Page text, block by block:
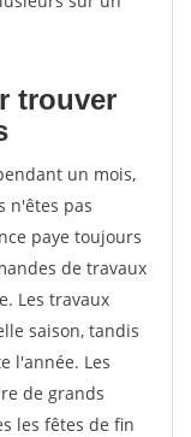
trouver
un mois,
n'êtes pas
paye toujours
de travaux
Les travaux
saison, tandis
l'année. Les
de grands
les fêtes de fin